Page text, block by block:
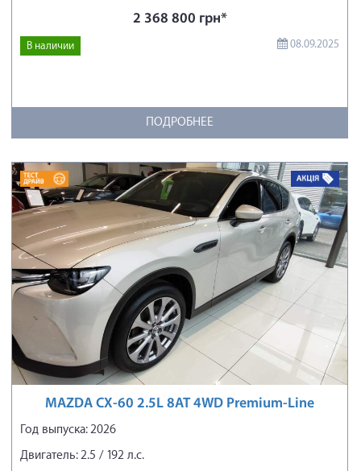
2 368 800 грн*
В наличии 08.09.2025
ПОДРОБНЕЕ
MAZDA CX-60 2.5L 8AT 4WD Premium-Line
Год выпуска: 2026
Двигатель: 2.5 / 192 л.с.